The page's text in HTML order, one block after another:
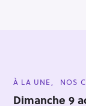
C
T
À LA UNE NOS
Dimanche 9